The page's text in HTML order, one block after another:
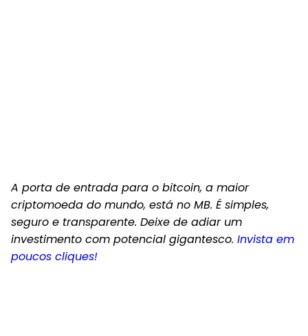
A porta de entrada para o bitcoin, a maior
criptomoeda do mundo, está no MB. É simples,
seguro e transparente. Deixe de adiar um
investimento com potencial gigantesco. Invista em
poucos cliques!